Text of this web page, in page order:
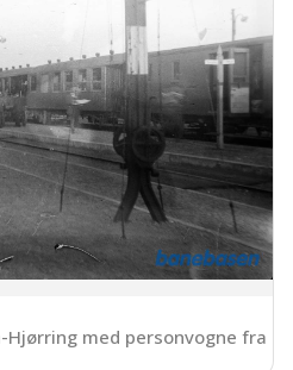
Hjørring med personvogne fra